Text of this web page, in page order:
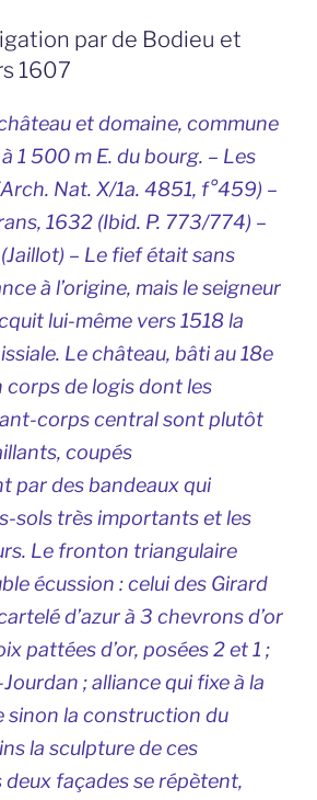
par de Bodieu et
1607
et domaine, commune
1 500 m E. du bourg. – Les
Nat. X/1a. 4851, f°459) –
1632 (Ibid. P. 773/774) –
(Jaillot) – Le fief était sans
à l’origine, mais le seigneur
lui-même vers 1518 la
Le château, bâti au 18e
corps de logis dont les
corps central sont plutôt
coupés
par des bandeaux qui
sols très importants et les
Le fronton triangulaire
écussion : celui des Girard
d’azur à 3 chevrons d’or
pattées d’or, posées 2 et 1 ;
; alliance qui fixe à la
sinon la construction du
la sculpture de ces
façades se répètent,